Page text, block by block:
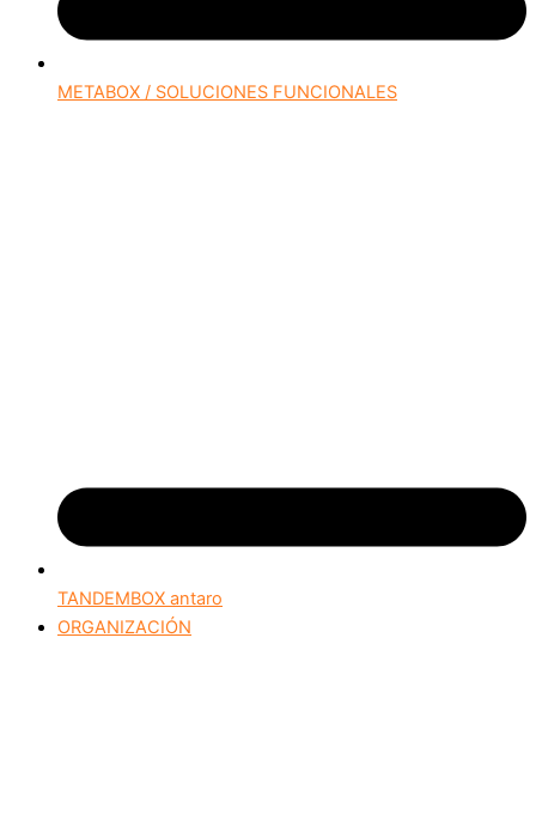
METABOX / SOLUCIONES FUNCIONALES
TANDEMBOX antaro
ORGANIZACIÓN